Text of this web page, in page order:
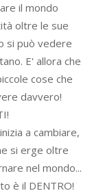
il mondo
oltre le sue
si può vedere
E' allora che
cose che
davvero!
a cambiare,
si erge oltre
nel mondo...
è il DENTRO!